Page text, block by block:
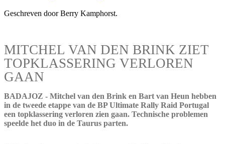
Geschreven door Berry Kamphorst.
MITCHEL VAN DEN BRINK ZIET
TOPKLASSERING VERLOREN
GAAN
BADAJOZ - Mitchel van den Brink en Bart van Heun hebben
in de tweede etappe van de BP Ultimate Rally Raid Portugal
een topklassering verloren zien gaan. Technische problemen
speelde het duo in de Taurus parten.